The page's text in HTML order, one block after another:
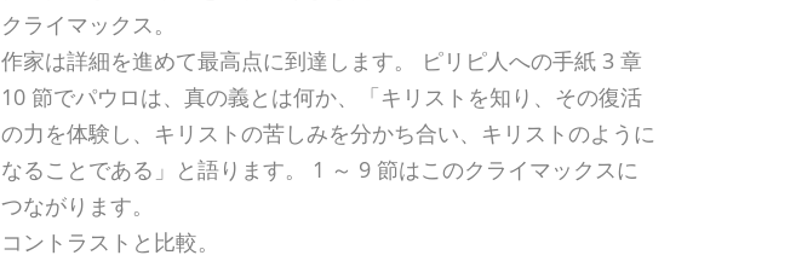
クライマックス。
作家は詳細を進めて最高点に到達します。 ピリピ人への手紙 3 章
10 節でパウロは、真の義とは何か、「キリストを知り、その復活
の力を体験し、キリストの苦しみを分かち合い、キリストのように
なることである」と語ります。 1 ～ 9 節はこのクライマックスに
つながります。
コントラストと比較。